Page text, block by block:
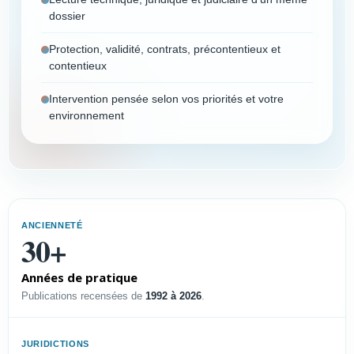
dossier
Protection, validité, contrats, précontentieux et
contentieux
Intervention pensée selon vos priorités et votre
environnement
immédiat et accéder à la page dédiée.
PROFIL
ANCIENNETÉ
30+
Années de pratique
Publications recensées de 1992 à 2026.
JURIDICTIONS